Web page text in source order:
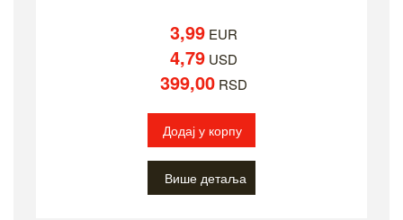
3,99 EUR
4,79 USD
399,00 RSD
Додај у корпу
Више детаља